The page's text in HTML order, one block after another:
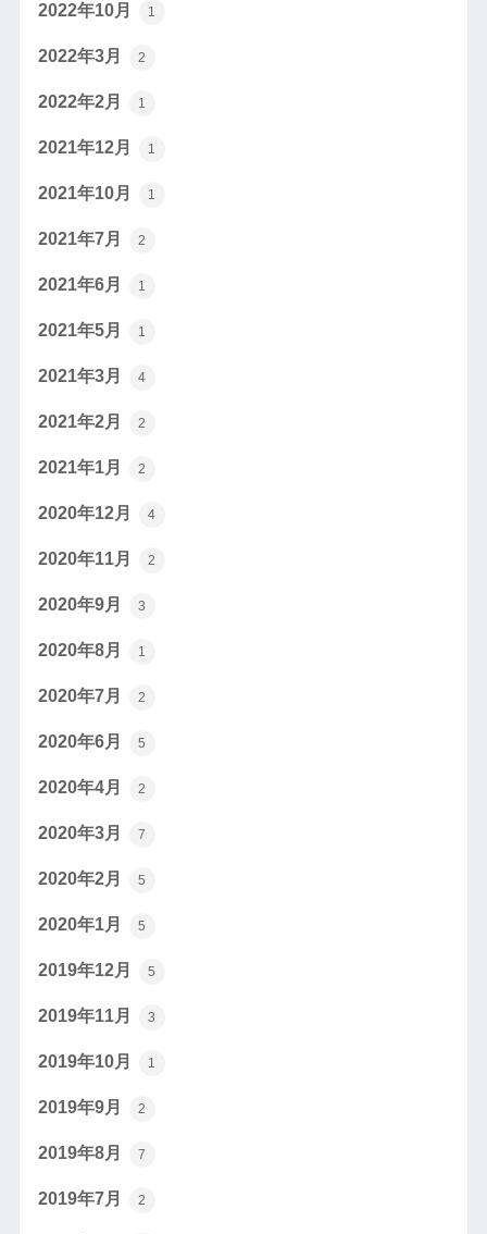
2022年10月 1
2022年3月 2
2022年2月 1
2021年12月 1
2021年10月 1
2021年7月 2
2021年6月 1
2021年5月 1
2021年3月 4
2021年2月 2
2021年1月 2
2020年12月 4
2020年11月 2
2020年9月 3
2020年8月 1
2020年7月 2
2020年6月 5
2020年4月 2
2020年3月 7
2020年2月 5
2020年1月 5
2019年12月 5
2019年11月 3
2019年10月 1
2019年9月 2
2019年8月 7
2019年7月 2